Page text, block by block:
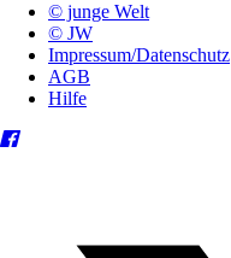
© junge Welt
© JW
Impressum/Datenschutz
AGB
Hilfe